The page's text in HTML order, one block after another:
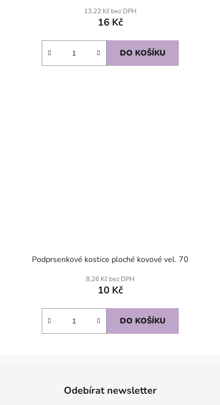
13,22 Kč bez DPH
16 Kč
DO KOŠÍKU
Podprsenkové kostice ploché kovové vel. 70
8,26 Kč bez DPH
10 Kč
DO KOŠÍKU
Odebírat newsletter